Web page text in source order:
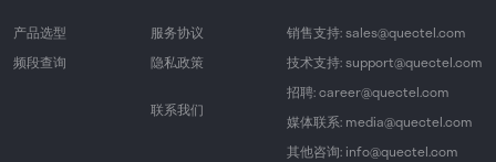
产品选型
频段查询
服务协议
隐私政策
联系我们
销售支持: sales@quectel.com
技术支持: support@quectel.com
招聘: career@quectel.com
媒体联系: media@quectel.com
其他咨询: info@quectel.com